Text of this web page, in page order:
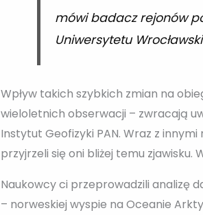
mówi badacz rejonów
Uniwersytetu
Wpływ takich szybkich zmian na
wieloletnich obserwacji – zwracają
Instytut Geofizyki PAN. Wraz z
przyjrzeli się oni bliżej temu
Naukowcy ci przeprowadzili analizę
– norweskiej wyspie na Oceanie